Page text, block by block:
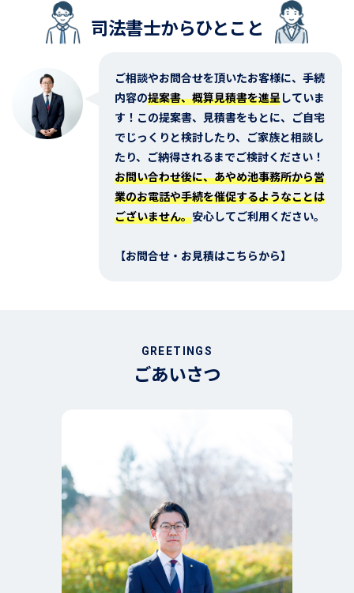
司法書士からひとこと
ご相談やお問合せを頂いたお客様に、手続
内容の提案書、概算見積書を進呈していま
す！この提案書、見積書をもとに、ご自宅
でじっくりと検討したり、ご家族と相談し
たり、ご納得されるまでご検討ください！
お問い合わせ後に、あやめ池事務所から営
業のお電話や手続を催促するようなことは
ございません。安心してご利用ください。
【お問合せ・お見積はこちらから】
GREETINGS
ごあいさつ